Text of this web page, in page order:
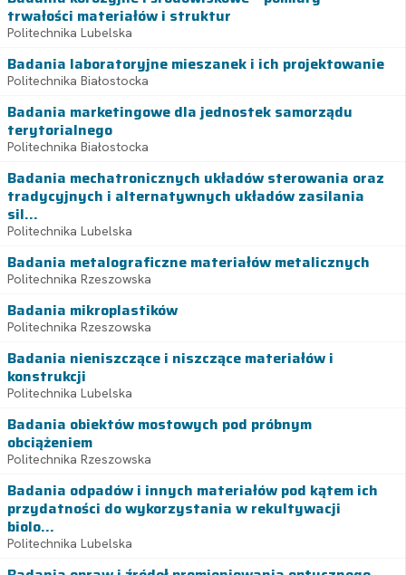
trwałości materiałów i struktur
Politechnika Lubelska
Badania laboratoryjne mieszanek i ich projektowanie
Politechnika Białostocka
Badania marketingowe dla jednostek samorządu
terytorialnego
Politechnika Białostocka
Badania mechatronicznych układów sterowania oraz
tradycyjnych i alternatywnych układów zasilania
sil...
Politechnika Lubelska
Badania metalograficzne materiałów metalicznych
Politechnika Rzeszowska
Badania mikroplastików
Politechnika Rzeszowska
Badania nieniszczące i niszczące materiałów i
konstrukcji
Politechnika Lubelska
Badania obiektów mostowych pod próbnym
obciążeniem
Politechnika Rzeszowska
Badania odpadów i innych materiałów pod kątem ich
przydatności do wykorzystania w rekultywacji
biolo...
Politechnika Lubelska